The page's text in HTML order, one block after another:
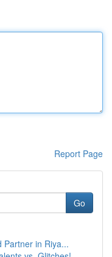
Report Page
Go
Partner in Riya...